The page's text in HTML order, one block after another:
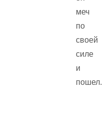
меч
по
своей
силе
и
пошел.